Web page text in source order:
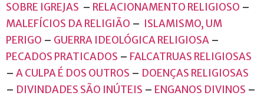
SOBRE IGREJAS – RELACIONAMENTO RELIGIOSO –
MALEFÍCIOS DA RELIGIÃO – ISLAMISMO, UM
PERIGO – GUERRA IDEOLÓGICA RELIGIOSA –
PECADOS PRATICADOS – FALCATRUAS RELIGIOSAS
– A CULPA É DOS OUTROS – DOENÇAS RELIGIOSAS
– DIVINDADES SÃO INÚTEIS – ENGANOS DIVINOS –